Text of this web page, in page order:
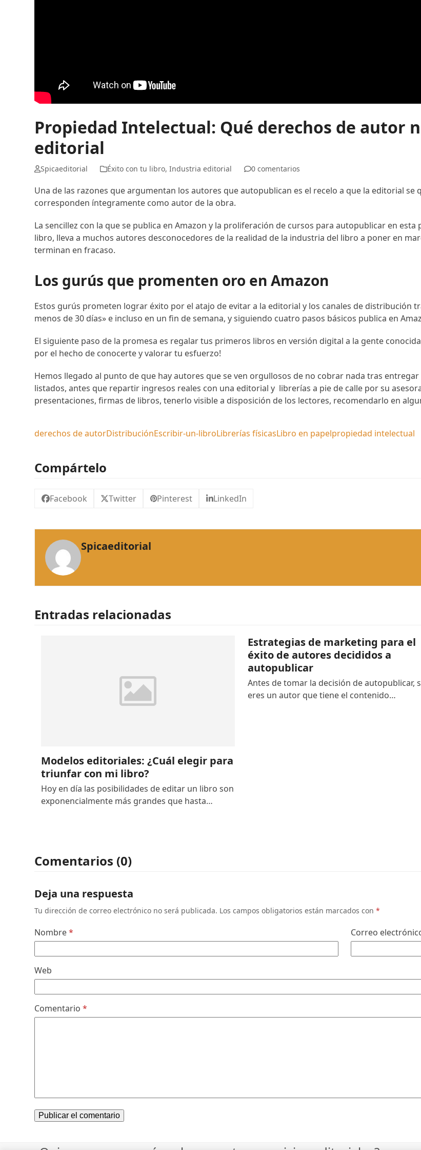
Propiedad Intelectual: Qué derechos de autor
editorial
Spicaeditorial Éxito con tu libro,Industria editorial 0 comentarios
Una de las razones que argumentan los autores que autopublican es el recelo a que la editorial
corresponden íntegramente como autor de la obra.
La sencillez con la que se publica en Amazon y la proliferación de cursos para autopublicar en
libro, lleva a muchos autores desconocedores de la realidad de la industria del libro a poner en
terminan en fracaso.
Los gurús que promenten oro en Amazon
Estos gurús prometen lograr éxito por el atajo de evitar a la editorial y los canales de distribución
menos de 30 días» e incluso en un fin de semana, y siguiendo cuatro pasos básicos publica en
El siguiente paso de la promesa es regalar tus primeros libros en versión digital a la gente
por el hecho de conocerte y valorar tu esfuerzo!
Hemos llegado al punto de que hay autores que se ven orgullosos de no cobrar nada tras
listados, antes que repartir ingresos reales con una editorial y librerías a pie de calle por su
presentaciones, firmas de libros, tenerlo visible a disposición de los lectores, recomendarlo en
derechos de autorDistribuciónEscribir-un-libroLibrerías físicasLibro en papelpropiedad intelectual
Compártelo
Facebook Twitter Pinterest LinkedIn
Spicaeditorial
Entradas relacionadas
Modelos editoriales: ¿Cuál elegir para
triunfar con mi libro?
Hoy en día las posibilidades de editar un libro son
exponencialmente más grandes que hasta…
Estrategias de marketing para el
éxito de autores decididos a
autopublicar
Antes de tomar la decisión de autopublicar,
eres un autor que tiene el contenido…
Comentarios (0)
Deja una respuesta
Tu dirección de correo electrónico no será publicada. Los campos obligatorios están marcados con*
Nombre* Correo
Web
Comentario*